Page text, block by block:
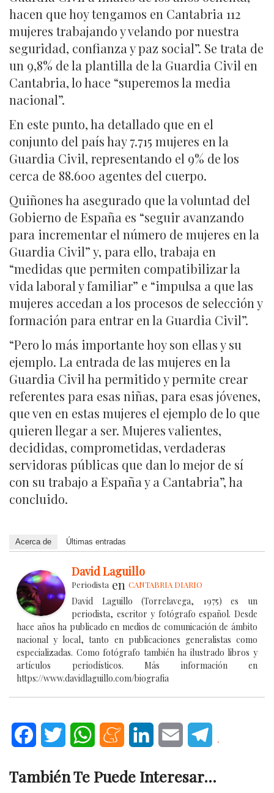
hacen que hoy tengamos en Cantabria 112
mujeres trabajando y velando por nuestra
seguridad, confianza y paz social”. Se trata de
un 9,8% de la plantilla de la Guardia Civil en
Cantabria, lo hace “superemos la media
nacional”.
En este punto, ha detallado que en el
conjunto del país hay 7.715 mujeres en la
Guardia Civil, representando el 9% de los
cerca de 88.600 agentes del cuerpo.
Quiñones ha asegurado que la voluntad del
Gobierno de España es “seguir avanzando
para incrementar el número de mujeres en la
Guardia Civil” y, para ello, trabaja en
“medidas que permiten compatibilizar la
vida laboral y familiar” e “impulsa a que las
mujeres accedan a los procesos de selección y
formación para entrar en la Guardia Civil”.
“Pero lo más importante hoy son ellas y su
ejemplo. La entrada de las mujeres en la
Guardia Civil ha permitido y permite crear
referentes para esas niñas, para esas jóvenes,
que ven en estas mujeres el ejemplo de lo que
quieren llegar a ser. Mujeres valientes,
decididas, comprometidas, verdaderas
servidoras públicas que dan lo mejor de sí
con su trabajo a España y a Cantabria”, ha
concluido.
Acerca de Últimas entradas
David Laguillo
Periodista en CANTABRIA DIARIO
David Laguillo (Torrelavega, 1975) es un
periodista, escritor y fotógrafo español. Desde
hace años ha publicado en medios de comunicación de ámbito
nacional y local, tanto en publicaciones generalistas como
especializadas. Como fotógrafo también ha ilustrado libros y
artículos periodísticos. Más información en
https://www.davidlaguillo.com/biografia
FacebookTwitter WhatsAppMeneameLinkedInEmail .
También Te Puede Interesar...